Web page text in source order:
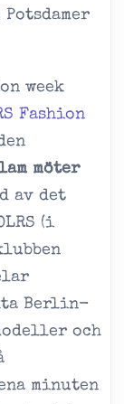
Potsdamer
week
Fashion
möter
av det
(i
Berlin-
och
minuten